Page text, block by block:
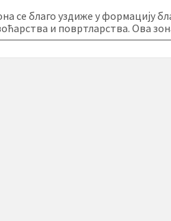
се благо уздиже у формацију
и повртларства. Ова